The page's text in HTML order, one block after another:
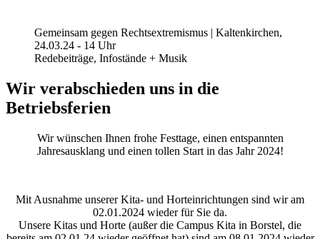
Gemeinsam gegen Rechtsextremismus | Kaltenkirchen,
24.03.24 - 14 Uhr
Redebeiträge, Infostände + Musik
Wir verabschieden uns in die
Betriebsferien
Wir wünschen Ihnen frohe Festtage, einen entspannten
Jahresausklang und einen tollen Start in das Jahr 2024!
Mit Ausnahme unserer Kita- und Horteinrichtungen sind wir am
02.01.2024 wieder für Sie da.
Unsere Kitas und Horte (außer die Campus Kita in Borstel, die